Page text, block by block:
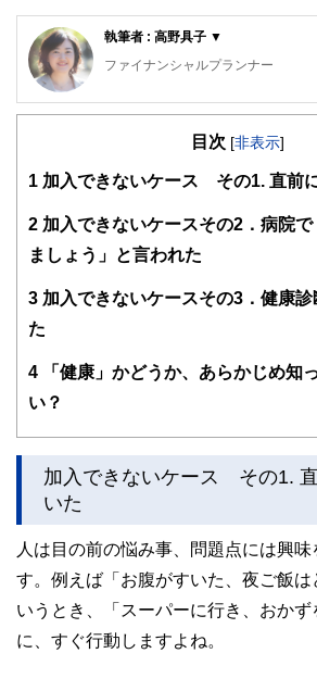
執筆者 : 高野具子 ▼
ファイナンシャルプランナー
40社扱う保険会社を扱う来店型保
をするため長年勤めた保険ショップ
「出会ったすべての人の懐を温め、
に自身の経験に基いたコンサルティ
目次 [非表示]
1 加入できないケース その1. 直前
2 加入できないケースその2．病院
ましょう」と言われた
3 加入できないケースその3．健康
た
4 「健康」かどうか、あらかじめ知
い？
加入できないケース その1.
いた
人は目の前の悩み事、問題点には興味
す。例えば「お腹がすいた、夜ご飯は
いうとき、「スーパーに行き、おかず
に、すぐ行動しますよね。